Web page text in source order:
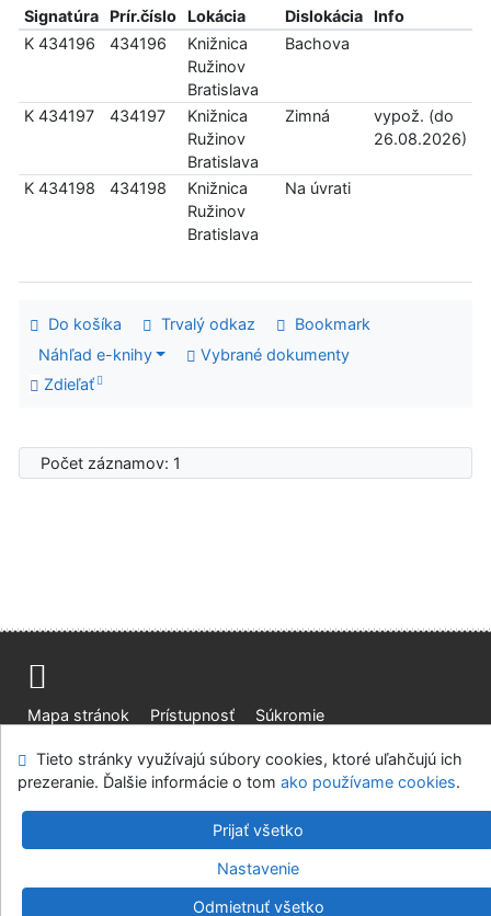
Signatúra
Prír.číslo Lokácia Dislokácia
Info
K 434196
434196
Knižnica
Ružinov
Bratislava
Bachova
K 434197 434197
Knižnica
Ružinov
Bratislava
Zimná
vypož. (do
26.08.2026)
K 434198 434198
Knižnica
Ružinov
Bratislava
Na úvrati
Do košíka Trvalý odkaz
Bookmark
Náhľad e-knihy
Vybrané dokumenty
Zdieľať
Počet záznamov: 1
Mapa stránok Prístupnosť
Súkromie
v.4.8.63a-Cosmotron Slovakia, s.r.o.
Tieto stránky využívajú súbory cookies, ktoré uľahčujú ich
prezeranie. Ďalšie informácie o tom ako používame cookies.
Prijať všetko
Nastavenie
Odmietnuť všetko